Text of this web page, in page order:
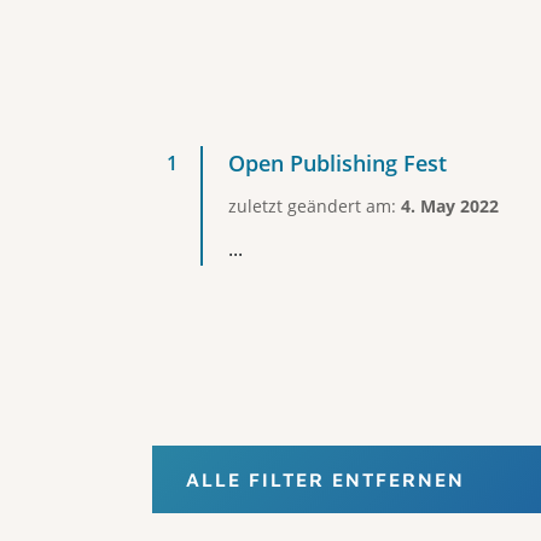
Open Publishing Fest
zuletzt geändert am: 4. May 2022
...
ALLE FILTER ENTFERNEN